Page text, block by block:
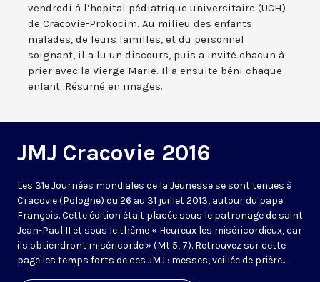
vendredi à l’hopital pédiatrique universitaire (UCH)
de Cracovie-Prokocim. Au milieu des enfants
malades, de leurs familles, et du personnel
soignant, il a lu un discours, puis a invité chacun à
prier avec la Vierge Marie. Il a ensuite béni chaque
enfant. Résumé en images.
JMJ Cracovie 2016
Les 31e Journées mondiales de la Jeunesse se sont tenues à
Cracovie (Pologne) du 26 au 31 juillet 2013, autour du pape
François. Cette édition était placée sous le patronage de saint
Jean-Paul II et sous le thème « Heureux les miséricordieux, car
ils obtiendront miséricorde » (Mt 5, 7). Retrouvez sur cette
page les temps forts de ces JMJ : messes, veillée de prière...